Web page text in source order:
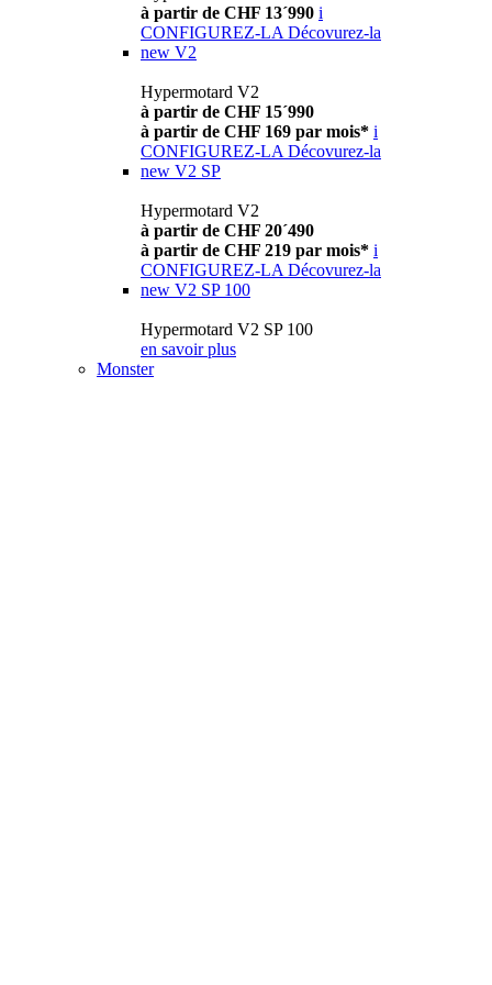
à partir de CHF 13´990 i
CONFIGUREZ-LA Décovurez-la
new V2
Hypermotard V2
à partir de CHF 15´990
à partir de CHF 169 par mois* i
CONFIGUREZ-LA Décovurez-la
new V2 SP
Hypermotard V2
à partir de CHF 20´490
à partir de CHF 219 par mois* i
CONFIGUREZ-LA Décovurez-la
new V2 SP 100
Hypermotard V2 SP 100
en savoir plus
Monster